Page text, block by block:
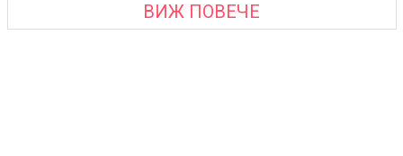
ВИЖ ПОВЕЧЕ